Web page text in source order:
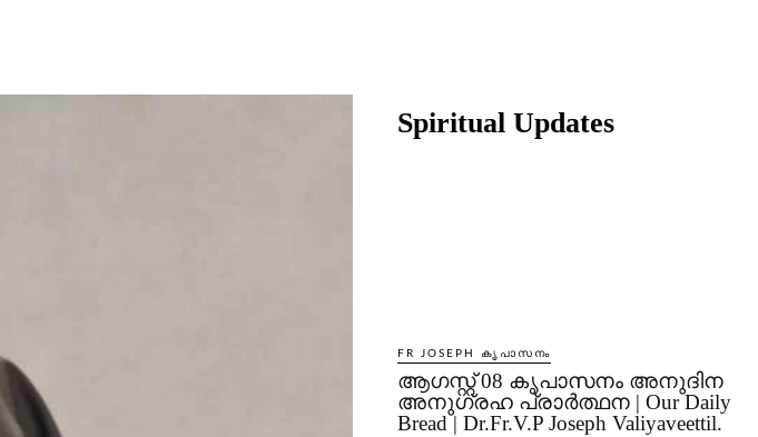
Spiritual Updates
FR JOSEPH കൃപാസനം
ആഗസ്റ്റ് 08 കൃപാസനം അനുദിന
അനുഗ്രഹ പ്രാർത്ഥന | Our Daily
Bread | Dr.Fr.V.P Joseph Valiyaveettil.